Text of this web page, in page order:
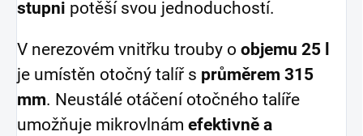
stupni potěší svou jednoduchostí.
V nerezovém vnitřku trouby o objemu 25 l
je umístěn otočný talíř s průměrem 315
mm. Neustálé otáčení otočného talíře
umožňuje mikrovlnám efektivně a